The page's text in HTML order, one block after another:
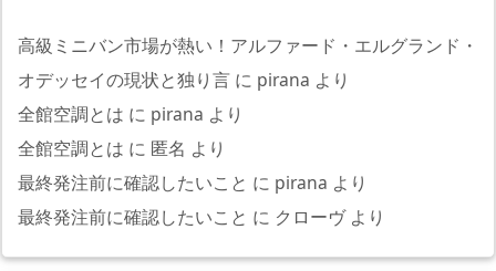
高級ミニバン市場が熱い！アルファード・エルグランド・
オデッセイの現状と独り言 に pirana より
全館空調とは に pirana より
全館空調とは に 匿名 より
最終発注前に確認したいこと に pirana より
最終発注前に確認したいこと に クローヴより